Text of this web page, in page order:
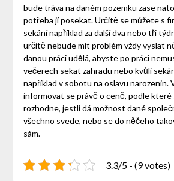
bude tráva na daném pozemku zase
potřeba jí posekat. Určitě se můžete s
sekání například za další dva nebo tři
určitě nebude mít problém vždy vyslat
danou práci udělá, abyste po práci
večerech sekat zahradu nebo kvůli
například v sobotu na oslavu narozenin.
informovat se právě o ceně, podle které
rozhodne, jestli dá možnost dané
všechno svede, nebo se do něčeho
sám.
3.3/5 - (9 votes)